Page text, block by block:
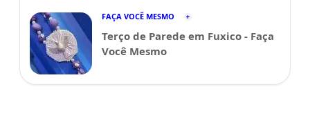
FAÇA VOCÊ MESMO
Terço de Parede em Fuxico - Faça
Você Mesmo